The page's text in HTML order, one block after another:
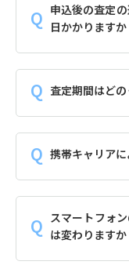
申込後の査定
日かかりますか
査定期間はど
携帯キャリア
スマートフォ
は変わりますか